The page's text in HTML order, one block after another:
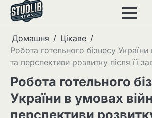
Перейти
вмісту
Домашня
Цікаве
Робота готельного бізнесу
та перспективи розвитку після її
Робота готельного
України в умовах
перспективи